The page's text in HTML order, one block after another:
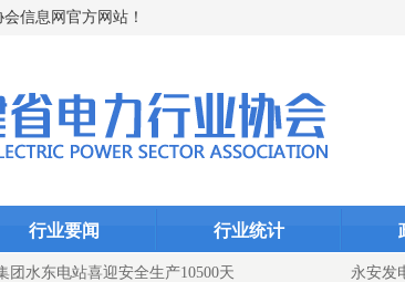
信息网官方网站！
行业要闻 行业统计
团水东电站喜迎安全生产10500天 永安发